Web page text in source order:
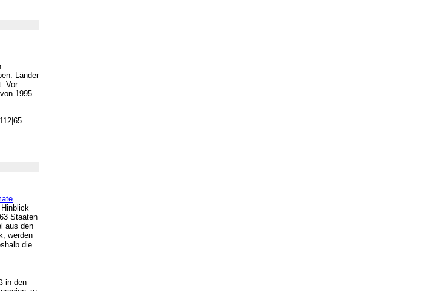
Länder
Vor
1995
Staaten
aus den
werden
die
in den